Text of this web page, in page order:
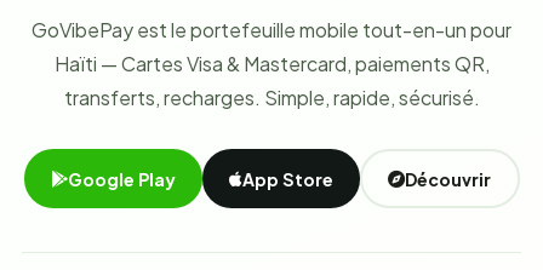
GoVibePay est le portefeuille mobile tout-en-un pour
Haïti — Cartes Visa & Mastercard, paiements QR,
transferts, recharges. Simple, rapide, sécurisé.
Google Play App Store Découvrir